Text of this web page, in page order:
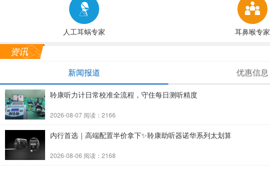
人工耳蜗专家 耳鼻喉专家
资讯
新闻报道
优惠信息
聆康听力计日常校准全流程，守住每日测听精度
2026-08-07 阅读：2166
内行首选｜高端配置半价拿下✨聆康助听器诺华系列太划算
2026-08-06 阅读：2168